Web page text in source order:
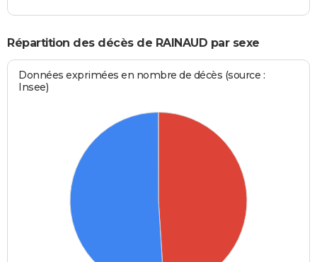
Répartition des décès de RAINAUD par sexe
Données exprimées en nombre de décès (source :
Insee)